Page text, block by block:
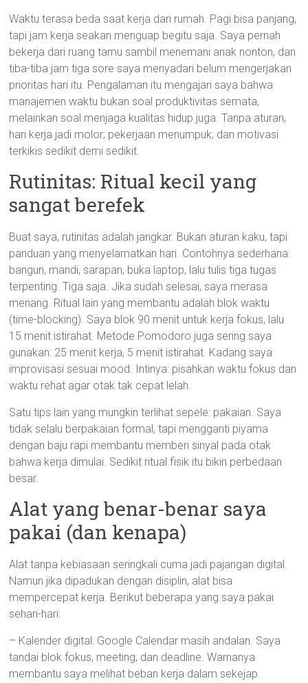
Waktu terasa beda saat kerja dari rumah. Pagi bisa panjang,
tapi jam kerja seakan menguap begitu saja. Saya pernah
bekerja dari ruang tamu sambil menemani anak nonton, dan
tiba-tiba jam tiga sore saya menyadari belum mengerjakan
prioritas hari itu. Pengalaman itu mengajari saya bahwa
manajemen waktu bukan soal produktivitas semata,
melainkan soal menjaga kualitas hidup juga. Tanpa aturan,
hari kerja jadi molor; pekerjaan menumpuk; dan motivasi
terkikis sedikit demi sedikit.
Rutinitas: Ritual kecil yang
sangat berefek
Buat saya, rutinitas adalah jangkar. Bukan aturan kaku, tapi
panduan yang menyelamatkan hari. Contohnya sederhana:
bangun, mandi, sarapan, buka laptop, lalu tulis tiga tugas
terpenting. Tiga saja. Jika sudah selesai, saya merasa
menang. Ritual lain yang membantu adalah blok waktu
(time-blocking). Saya blok 90 menit untuk kerja fokus, lalu
15 menit istirahat. Metode Pomodoro juga sering saya
gunakan: 25 menit kerja, 5 menit istirahat. Kadang saya
improvisasi sesuai mood. Intinya: pisahkan waktu fokus dan
waktu rehat agar otak tak cepat lelah.
Satu tips lain yang mungkin terlihat sepele: pakaian. Saya
tidak selalu berpakaian formal, tapi mengganti piyama
dengan baju rapi membantu memberi sinyal pada otak
bahwa kerja dimulai. Sedikit ritual fisik itu bikin perbedaan
besar.
Alat yang benar-benar saya
pakai (dan kenapa)
Alat tanpa kebiasaan seringkali cuma jadi pajangan digital.
Namun jika dipadukan dengan disiplin, alat bisa
mempercepat kerja. Berikut beberapa yang saya pakai
sehari-hari:
– Kalender digital: Google Calendar masih andalan. Saya
tandai blok fokus, meeting, dan deadline. Warnanya
membantu saya melihat beban kerja dalam sekejap.